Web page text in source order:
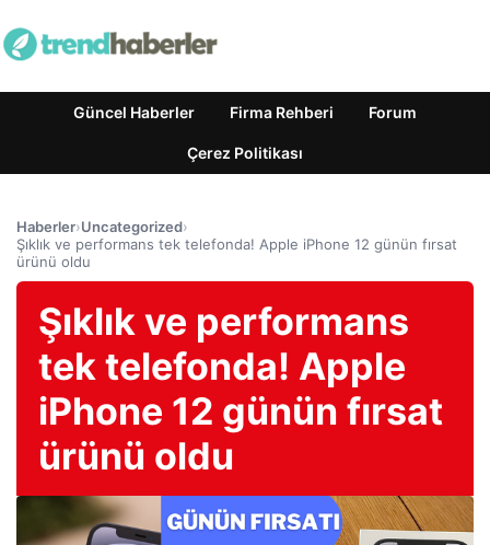
Güncel Haberler Firma Rehberi Forum
Çerez Politikası
Haberler›Uncategorized›
Şıklık ve performans tek telefonda! Apple iPhone 12 günün fırsat
ürünü oldu
Şıklık ve performans
tek telefonda! Apple
iPhone 12 günün fırsat
ürünü oldu